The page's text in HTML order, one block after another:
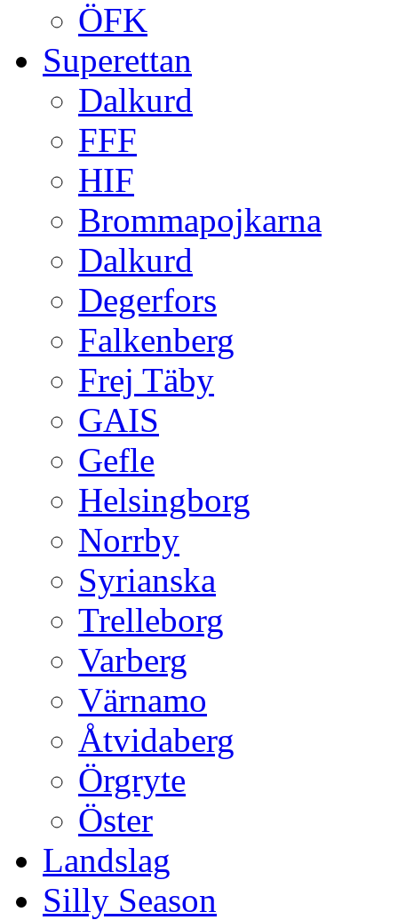
ÖFK
Superettan
Dalkurd
FFF
HIF
Brommapojkarna
Dalkurd
Degerfors
Falkenberg
Frej Täby
GAIS
Gefle
Helsingborg
Norrby
Syrianska
Trelleborg
Varberg
Värnamo
Åtvidaberg
Örgryte
Öster
Landslag
Silly Season